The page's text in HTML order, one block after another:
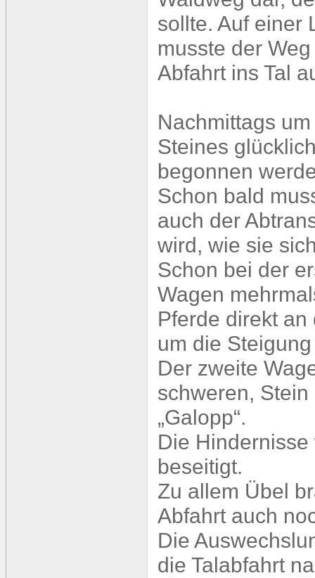
sollte. Auf einer
musste der
Abfahrt ins Tal
Nachmittags
Steines
begonnen
Schon bald
auch der
wird, wie sie
Schon bei der
Wagen
Pferde direkt
um die
Der zweite
schweren,
„Galopp“.
Die
beseitigt.
Zu allem Übel
Abfahrt auch
Die
die Talabfahrt